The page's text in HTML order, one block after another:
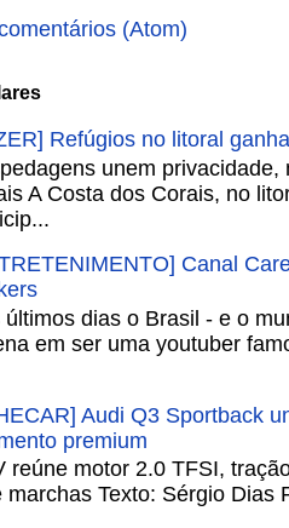
(Atom)
Refúgios no litoral
unem
A Costa dos Corais, no
Canal
últimos dias o Brasil - e o
em ser uma youtuber
Audi Q3 Sportback
premium
reúne motor 2.0 TFSI,
marchas Texto: Sérgio Dias